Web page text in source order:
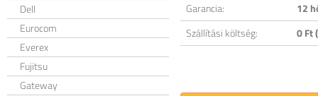
Dell
Eurocom
Everex
Fujitsu
Gateway
Garancia:
12
Szállítási költség:
0 Ft